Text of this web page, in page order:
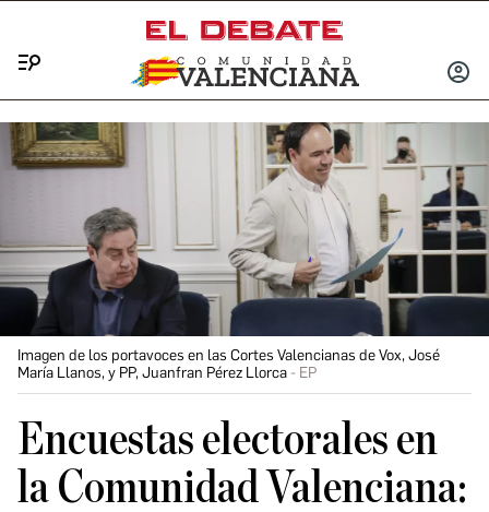
INICIAR
Imagen de los portavoces en las Cortes Valencianas de Vox, José
María Llanos, y PP, Juanfran Pérez Llorca
EP
Encuestas electorales en
la Comunidad Valenciana: